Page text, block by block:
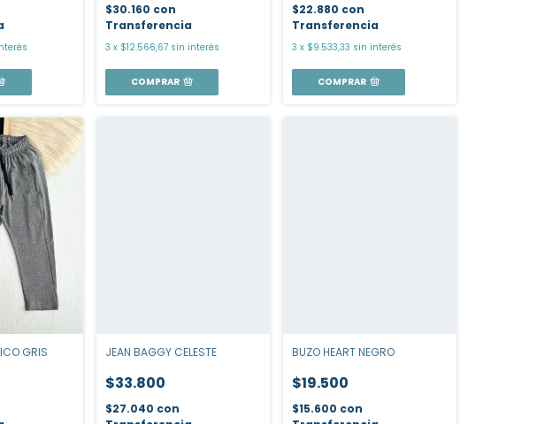
$30.160 con
Transferencia
3 x $12.566,67 sin interés
COMPRAR
$22.880 con
Transferencia
3 x $9.533,33 sin interés
COMPRAR
GRIS JEAN BAGGY CELESTE
$33.800
$27.040 con
BUZO HEART NEGRO
$19.500
$15.600 con